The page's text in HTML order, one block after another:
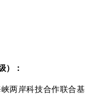
）：
两岸科技合作联合基